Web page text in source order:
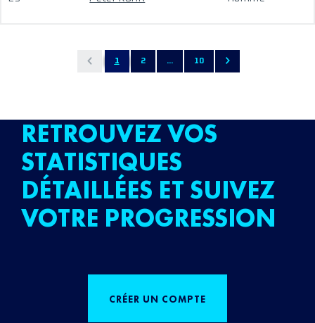
1 2 ... 10
RETROUVEZ VOS
STATISTIQUES
DÉTAILLÉES ET SUIVEZ
VOTRE PROGRESSION
CRÉER UN COMPTE